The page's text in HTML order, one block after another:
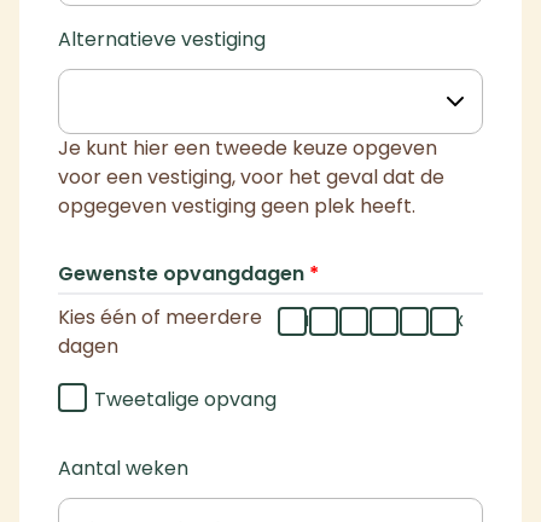
Alternatieve vestiging
Je kunt hier een tweede keuze opgeven
voor een vestiging, voor het geval dat de
opgegeven vestiging geen plek heeft.
Gewenste opvangdagen *
madi wodo vr flex
Kies één of meerdere
dagen
Tweetalige opvang
Aantal weken